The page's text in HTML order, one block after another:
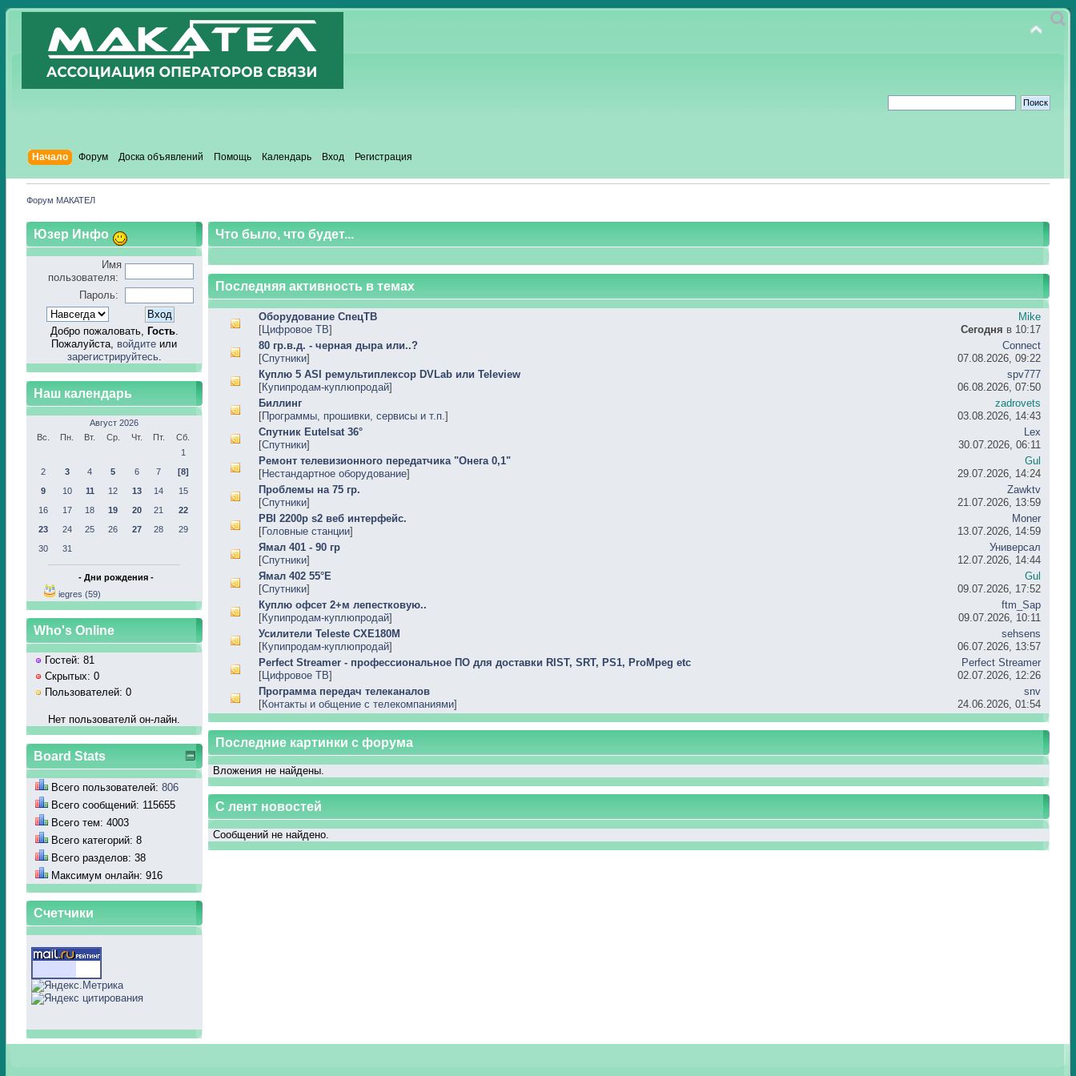
Начало Форум Доска объявлений Помощь Календарь Вход Регистрация
Форум МАКАТЕЛ
Юзер Инфо
Имя
пользователя:
Пароль:
Добро пожаловать, Гость.
Пожалуйста, войдите или
зарегистрируйтесь.
Наш календарь
Август 2026
Вс.
Пн. Вт. Ср. Чт. Пт.
Сб.
1
2
3 4 5 6 7
[8]
9
10 11 12 13 14
15
16
17 18 19 20 21
22
23
24 25 26 27 28
29
30
31
- Дни рождения -
iegres (59)
Who's Online
Гостей: 81
Скрытых: 0
Пользователей: 0
Нет пользователй он-лайн.
Board Stats
Всего пользователей:806
Всего сообщений: 115655
Всего тем: 4003
Всего категорий: 8
Всего разделов: 38
Максимум онлайн: 916
Счетчики
Что было, что будет...
Последняя активность в темах
Оборудование СпецТВ
[Цифровое ТВ]
Mike
Сегодня в 10:17
80 гр.в.д. - черная дыра или..?
[Спутники]
Connect
07.08.2026, 09:22
Куплю 5 ASI ремультиплексор DVLab или Teleview
[Купипродам-куплюпродай]
spv777
06.08.2026, 07:50
Биллинг
[Программы, прошивки, сервисы и т.п.]
zadrovets
03.08.2026, 14:43
Спутник Eutelsat 36°
[Спутники]
Lex
30.07.2026, 06:11
Ремонт телевизионного передатчика "Онега 0,1"
[Нестандартное оборудование]
Gul
29.07.2026, 14:24
Проблемы на 75 гр.
[Спутники]
Zawktv
21.07.2026, 13:59
PBI 2200p s2 веб интерфейс.
[Головные станции]
Moner
13.07.2026, 14:59
Ямал 401 - 90 гр
[Спутники]
Универсал
12.07.2026, 14:44
Ямал 402 55°Е
[Спутники]
Gul
09.07.2026, 17:52
Куплю офсет 2+м лепестковую..
[Купипродам-куплюпродай]
ftm_Sap
09.07.2026, 10:11
Усилители Teleste CXE180M
[Купипродам-куплюпродай]
sehsens
06.07.2026, 13:57
Perfect Streamer - профессиональное ПО для доставки RIST, SRT, PS1, ProMpeg etc
[Цифровое ТВ]
Perfect Streamer
02.07.2026, 12:26
Программа передач телеканалов
[Контакты и общение с телекомпаниями]
snv
24.06.2026, 01:54
Последние картинки с форума
Вложения не найдены.
С лент новостей
Сообщений не найдено.